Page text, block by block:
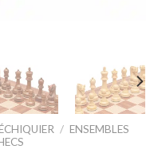
/ ENSEMBLES